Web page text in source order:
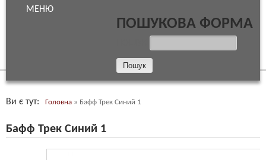
МЕНЮ
ПОШУКОВА ФОРМА
Ви є тут Головна » Бафф Трек Синий 1
Бафф Трек Синий 1